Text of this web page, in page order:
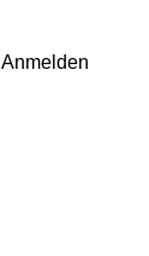
Anmelden